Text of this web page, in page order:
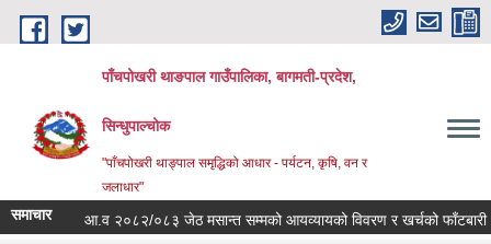
Skip to main content
पाँचपोखरी थाङपाल गाउँपालिका, बागमती-प्रदेश,
सिन्धुपाल्चोक
"पाँचपोखरी थाङ्पाल समृद्धिको आधार - पर्यटन, कृषि, वन र
जलाधार"
समाचार आ.व २०८२/०८३ जेठ मसान्त सम्मको आयव्यायको विवरण र खर्चको फाँटबारी ।